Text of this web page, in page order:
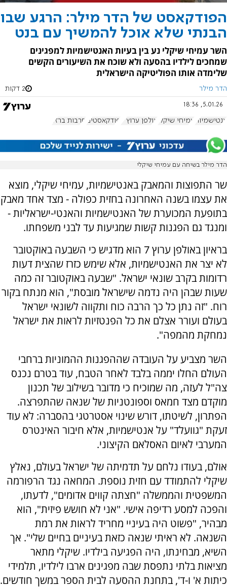
הפודקאסט של הדר מילר: הרגע שבו
הבנתי שלא אוכל להמשיך עם בנט
השר עמיחי שיקלי נע בין בעיות האנטישמיות למפגינים
שמחכים לילדיו בהסעה ולא שוכח את השיעורים הקשים
שלימדה אותו הפוליטיקה הישראלית
הדר מילר 2 דקות
5.01.26, 18:36
אנטישמיות עמיחי שיקלי אולפן ערוץ 7 פודקאסטים חרבות ברזל
הדר מילר בשיחה עם עמיחי שיקלי
שר התפוצות והמאבק באנטישמיות, עמיחי שיקלי, מוצא
את עצמו בשנה האחרונה בחזית כפולה - מצד אחד מאבק
בתופעת המכוערת של האנטישמיות והאנטי-ישראליות -
ומנגד גם הפגנות קשות שמגיעות עד לבני משפחתו.
בראיון באולפן ערוץ 7 הוא מדגיש כי השבעה באוקטובר
לא יצר את האנטישמיות, אלא שימש כזרז שהצית דעות
רדומות בקרב שונאי ישראל. "שבעה באוקטובר זה כמה
שעות שבהן היה נדמה שישראל מובסת", הוא מנתח בקור
רוח. "זה נתן כל כך הרבה כוח ותקווה לשונאי ישראל
בעולם ועורר אצלם את כל הפנטזיות לראות את ישראל
נמחקת מהמפה".
השר מצביע על העובדה שההפגנות ההמוניות ברחבי
העולם החלו יממה בלבד לאחר הטבח, עוד בטרם נכנס
צה"ל לעזה, מה שמוכיח כי מדובר בשילוב של תכנון
מוקדם מצד חמאס וספונטניות של שנאה שהתפרצה.
הפתרון, לשיטתו, דורש שינוי אסטרטגי בהסברה: לא עוד
זעקת "גוועלד" על אנטישמיות, אלא חיבור האינטרס
המערבי לאיום האסלאם הקיצוני.
אולם, בעודו נלחם על תדמיתה של ישראל בעולם, נאלץ
שיקלי להתמודד עם חזית נוספת. המחאה נגד הרפורמה
המשפטית והממשלה "חצתה קווים אדומים", לדעתו,
והפכה למסע רדיפה אישי. "אני לא חושש פיזית", הוא
מבהיר, "פשוט היה בעיניי מחריד לראות את רמת
השנאה. לא ראיתי שנאה כזאת בעיניים בחיים שלי". אך
השיא, מבחינתו, היה הפגיעה בילדיו. שיקלי מתאר
מציאות בלתי נתפסת שבה מפגינים ארבו לילדיו, תלמידי
כיתות א' ו-ד', בתחנת ההסעה לבית הספר במשך חודשים.